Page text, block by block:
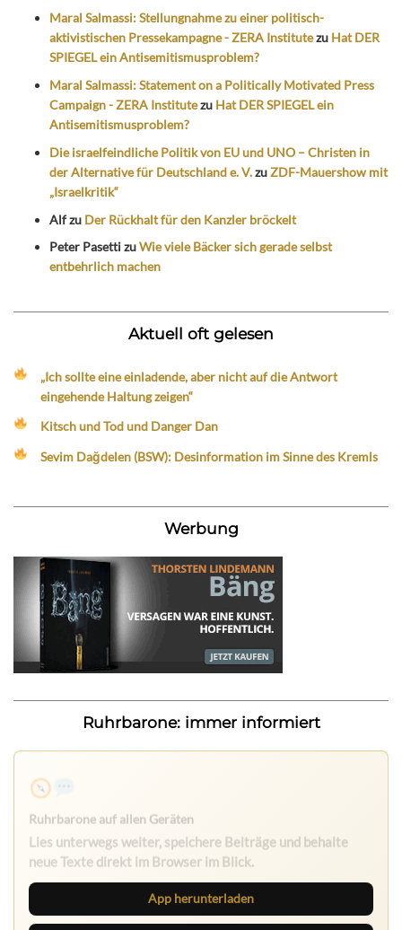
Maral Salmassi: Stellungnahme zu einer politisch-
aktivistischen Pressekampagne - ZERA Institutezu Hat DER
SPIEGEL ein Antisemitismusproblem?
Maral Salmassi: Statement on a Politically Motivated Press
Campaign - ZERA Institutezu Hat DER SPIEGEL ein
Antisemitismusproblem?
Die israelfeindliche Politik von EU und UNO – Christen in
der Alternative für Deutschland e. V.zuZDF-Mauershow mit
„Israelkritik“
Alfzu Der Rückhalt für den Kanzler bröckelt
Peter PasettizuWie viele Bäcker sich gerade selbst
entbehrlich machen
Aktuell oft gelesen
„Ich sollte eine einladende, aber nicht auf die Antwort
eingehende Haltung zeigen“
Kitsch und Tod und Danger Dan
Sevim Dağdelen (BSW): Desinformation im Sinne des Kremls
Werbung
Ruhrbarone: immer informiert
Ruhrbarone auf allen Geräten
Lies unterwegs weiter, speichere Beiträge und behalte
neue Texte direkt im Browser im Blick.
App herunterladen